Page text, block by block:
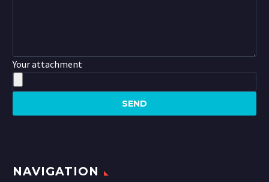
Your attachment
NAVIGATION